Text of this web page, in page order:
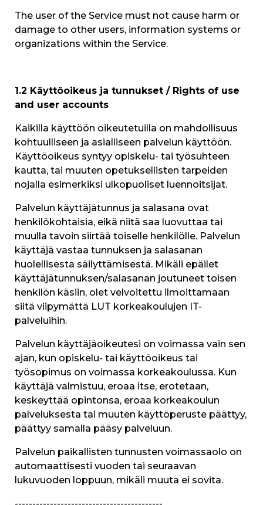
The user of the Service must not cause harm or
damage to other users, information systems or
organizations within the Service.
1.2 Käyttöoikeus ja tunnukset / Rights of use
and user accounts
Kaikilla käyttöön oikeutetuilla on mahdollisuus
kohtuulliseen ja asialliseen palvelun käyttöön.
Käyttöoikeus syntyy opiskelu- tai työsuhteen
kautta, tai muuten opetuksellisten tarpeiden
nojalla esimerkiksi ulkopuoliset luennoitsijat.
Palvelun käyttäjätunnus ja salasana ovat
henkilökohtaisia, eikä niitä saa luovuttaa tai
muulla tavoin siirtää toiselle henkilölle. Palvelun
käyttäjä vastaa tunnuksen ja salasanan
huolellisesta säilyttämisestä. Mikäli epäilet
käyttäjätunnuksen/salasanan joutuneet toisen
henkilön käsiin, olet velvoitettu ilmoittamaan
siitä viipymättä LUT korkeakoulujen IT-
palveluihin.
Palvelun käyttäjäoikeutesi on voimassa vain sen
ajan, kun opiskelu- tai käyttöoikeus tai
työsopimus on voimassa korkeakoulussa. Kun
käyttäjä valmistuu, eroaa itse, erotetaan,
keskeyttää opintonsa, eroaa korkeakoulun
palveluksesta tai muuten käyttöperuste päättyy,
päättyy samalla pääsy palveluun.
Palvelun paikallisten tunnusten voimassaolo on
automaattisesti vuoden tai seuraavan
lukuvuoden loppuun, mikäli muuta ei sovita.